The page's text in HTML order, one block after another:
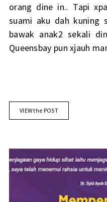
orang dine in.. Tapi
suami aku dah kuning
bawak anak2 sekali
Queensbay pun xjauh
VIEW the POST